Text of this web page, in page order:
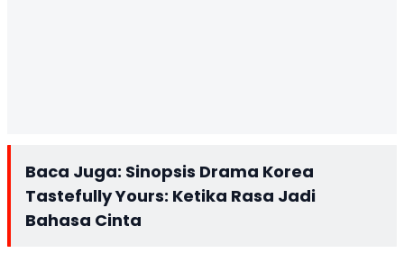
Baca Juga: Sinopsis Drama Korea
Tastefully Yours: Ketika Rasa Jadi
Bahasa Cinta